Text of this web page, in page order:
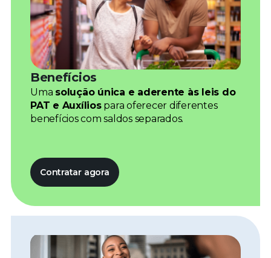
Benefícios
Uma solução única e aderente às leis do
PAT e Auxíliospara oferecer diferentes
benefícios com saldos separados.
Contratar agora